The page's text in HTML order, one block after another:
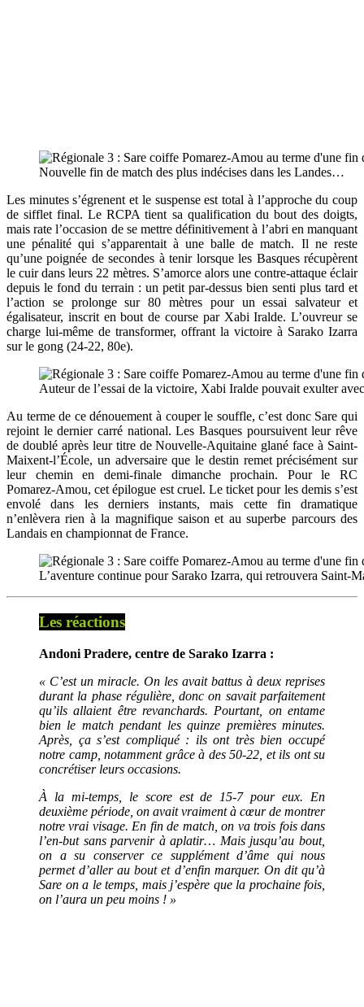
Nouvelle fin de match des plus indécises dans les Landes…
Les minutes s’égrenent et le suspense est total à l’approche du coup
de sifflet final. Le RCPA tient sa qualification du bout des doigts,
mais rate l’occasion de se mettre définitivement à l’abri en manquant
une pénalité qui s’apparentait à une balle de match. Il ne reste
qu’une poignée de secondes à tenir lorsque les Basques récupèrent
le cuir dans leurs 22 mètres. S’amorce alors une contre-attaque éclair
depuis le fond du terrain : un petit par-dessus bien senti plus tard et
l’action se prolonge sur 80 mètres pour un essai salvateur et
égalisateur, inscrit en bout de course par Xabi Iralde. L’ouvreur se
charge lui-même de transformer, offrant la victoire à Sarako Izarra
sur le gong (24-22, 80e).
Auteur de l’essai de la victoire, Xabi Iralde pouvait exulter
Au terme de ce dénouement à couper le souffle, c’est donc Sare qui
rejoint le dernier carré national. Les Basques poursuivent leur rêve
de doublé après leur titre de Nouvelle-Aquitaine glané face à Saint-
Maixent-l’École, un adversaire que le destin remet précisément sur
leur chemin en demi-finale dimanche prochain. Pour le RC
Pomarez-Amou, cet épilogue est cruel. Le ticket pour les demis s’est
envolé dans les derniers instants, mais cette fin dramatique
n’enlèvera rien à la magnifique saison et au superbe parcours des
Landais en championnat de France.
L’aventure continue pour Sarako Izarra, qui retrouvera Saint-
Les réactions
Andoni Pradere, centre de Sarako Izarra :
« C’est un miracle. On les avait battus à deux reprises
durant la phase régulière, donc on savait parfaitement
qu’ils allaient être revanchards. Pourtant, on entame
bien le match pendant les quinze premières minutes.
Après, ça s’est compliqué : ils ont très bien occupé
notre camp, notamment grâce à des 50-22, et ils ont su
concrétiser leurs occasions.
À la mi-temps, le score est de 15-7 pour eux. En
deuxième période, on avait vraiment à cœur de montrer
notre vrai visage. En fin de match, on va trois fois dans
l’en-but sans parvenir à aplatir… Mais jusqu’au bout,
on a su conserver ce supplément d’âme qui nous
permet d’aller au bout et d’enfin marquer. On dit qu’à
Sare on a le temps, mais j’espère que la prochaine fois,
on l’aura un peu moins ! »